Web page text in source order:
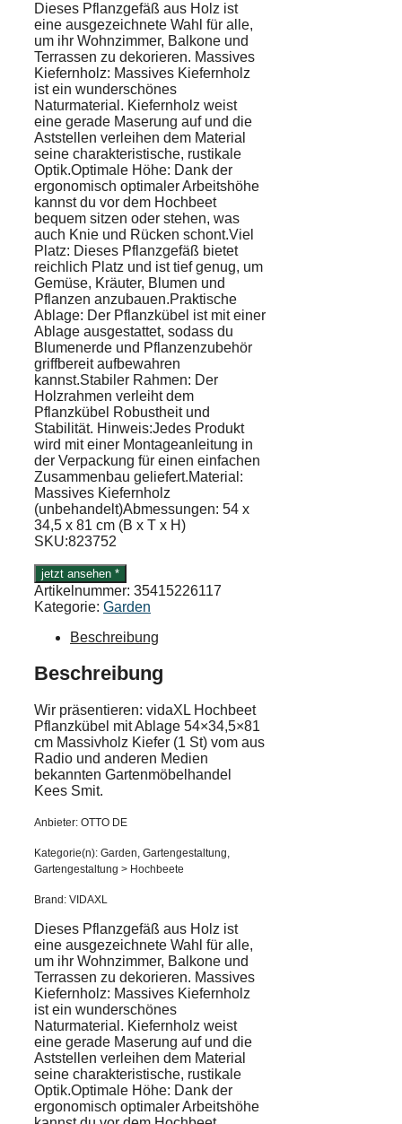
Dieses Pflanzgefäß aus Holz ist
eine ausgezeichnete Wahl für alle,
um ihr Wohnzimmer, Balkone und
Terrassen zu dekorieren. Massives
Kiefernholz: Massives Kiefernholz
ist ein wunderschönes
Naturmaterial. Kiefernholz weist
eine gerade Maserung auf und die
Aststellen verleihen dem Material
seine charakteristische, rustikale
Optik.Optimale Höhe: Dank der
ergonomisch optimaler Arbeitshöhe
kannst du vor dem Hochbeet
bequem sitzen oder stehen, was
auch Knie und Rücken schont.Viel
Platz: Dieses Pflanzgefäß bietet
reichlich Platz und ist tief genug, um
Gemüse, Kräuter, Blumen und
Pflanzen anzubauen.Praktische
Ablage: Der Pflanzkübel ist mit einer
Ablage ausgestattet, sodass du
Blumenerde und Pflanzenzubehör
griffbereit aufbewahren
kannst.Stabiler Rahmen: Der
Holzrahmen verleiht dem
Pflanzkübel Robustheit und
Stabilität. Hinweis:Jedes Produkt
wird mit einer Montageanleitung in
der Verpackung für einen einfachen
Zusammenbau geliefert.Material:
Massives Kiefernholz
(unbehandelt)Abmessungen: 54 x
34,5 x 81 cm (B x T x H)
SKU:823752
jetzt ansehen *
Artikelnummer: 35415226117
Kategorie: Garden
Beschreibung
Beschreibung
Wir präsentieren: vidaXL Hochbeet
Pflanzkübel mit Ablage 54×34,5×81
cm Massivholz Kiefer (1 St) vom aus
Radio und anderen Medien
bekannten Gartenmöbelhandel
Kees Smit.
Anbieter: OTTO DE
Kategorie(n): Garden, Gartengestaltung,
Gartengestaltung > Hochbeete
Brand: VIDAXL
Dieses Pflanzgefäß aus Holz ist
eine ausgezeichnete Wahl für alle,
um ihr Wohnzimmer, Balkone und
Terrassen zu dekorieren. Massives
Kiefernholz: Massives Kiefernholz
ist ein wunderschönes
Naturmaterial. Kiefernholz weist
eine gerade Maserung auf und die
Aststellen verleihen dem Material
seine charakteristische, rustikale
Optik.Optimale Höhe: Dank der
ergonomisch optimaler Arbeitshöhe